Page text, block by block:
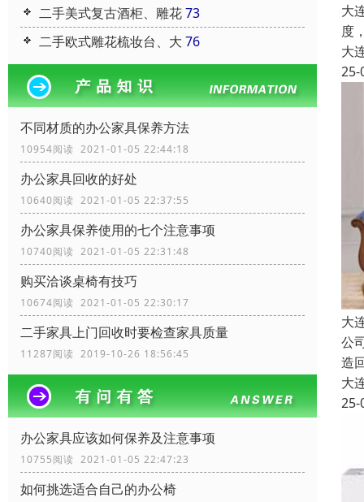
二手美式复古酒柜、雕花73
二手欧式雕花梳妆台、大 76
不同材质的办公家具保养方法
10954阅读 2021-01-05 22:44:18
办公家具回收的好处
10640阅读 2021-01-05 22:37:55
办公家具保养使用的七个注意事项
10740阅读 2021-01-05 22:31:48
购买洽谈桌椅有技巧
10674阅读 2021-01-05 22:30:17
二手家具上门回收时要检查家具质量
11287阅读 2019-10-26 18:56:45
办公家具应该如何保养及注意事项
10755阅读 2021-01-05 22:47:23
如何挑选适合自己的办公椅
大
度
大
25-
大
公
造
大
25-